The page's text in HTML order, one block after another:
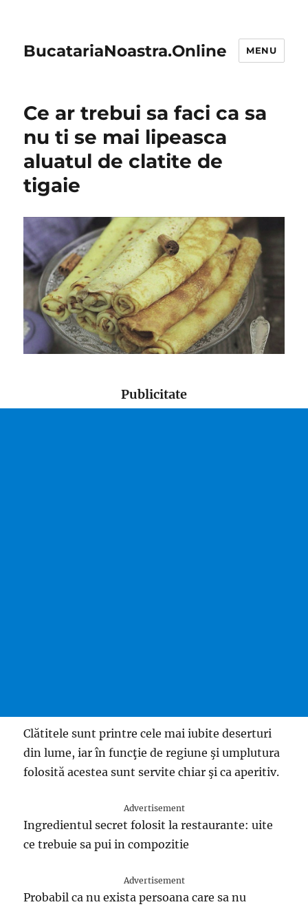
BucatariaNoastra.Online MENU
Ce ar trebui sa faci ca sa
nu ti se mai lipeasca
aluatul de clatite de
tigaie
Publicitate
Clătitele sunt printre cele mai iubite deserturi
din lume, iar în funcţie de regiune şi umplutura
folosită acestea sunt servite chiar şi ca aperitiv.
Advertisement
Ingredientul secret folosit la restaurante: uite
ce trebuie sa pui in compozitie
Advertisement
Probabil ca nu exista persoana care sa nu